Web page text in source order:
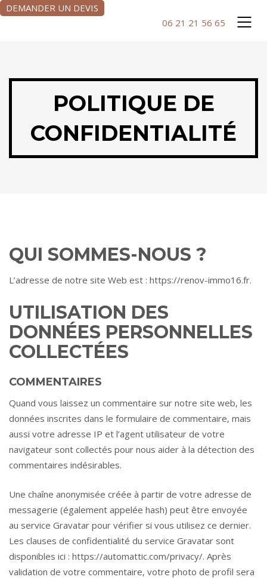
DEMANDER UN DEVIS
06 21 21 56 65
POLITIQUE DE
CONFIDENTIALITÉ
QUI SOMMES-NOUS ?
L’adresse de notre site Web est : https://renov-immo16.fr.
UTILISATION DES
DONNÉES PERSONNELLES
COLLECTÉES
COMMENTAIRES
Quand vous laissez un commentaire sur notre site web, les
données inscrites dans le formulaire de commentaire, mais
aussi votre adresse IP et l’agent utilisateur de votre
navigateur sont collectés pour nous aider à la détection des
commentaires indésirables.
Une chaîne anonymisée créée à partir de votre adresse de
messagerie (également appelée hash) peut être envoyée
au service Gravatar pour vérifier si vous utilisez ce dernier.
Les clauses de confidentialité du service Gravatar sont
disponibles ici : https://automattic.com/privacy/. Après
validation de votre commentaire, votre photo de profil sera